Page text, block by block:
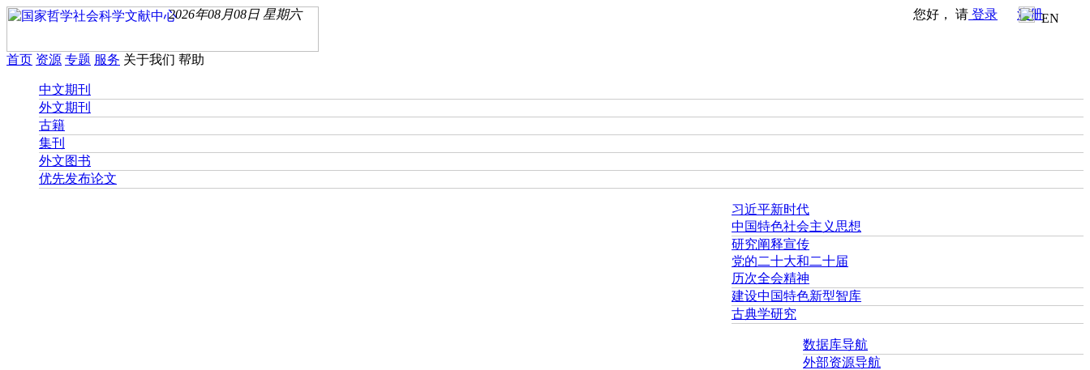
您好， 请 登录 注册EN
2026年08月08日 星期六
首页 资源 专题 服务 关于我们 帮助
中文期刊
外文期刊
古籍
集刊
外文图书
优先发布论文
习近平新时代
中国特色社会主义思想
研究阐释宣传
党的二十大和二十届
历次全会精神
建设中国特色新型智库
古典学研究
数据库导航
外部资源导航